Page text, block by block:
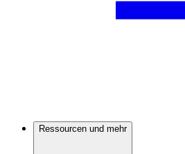
Ressourcen und mehr